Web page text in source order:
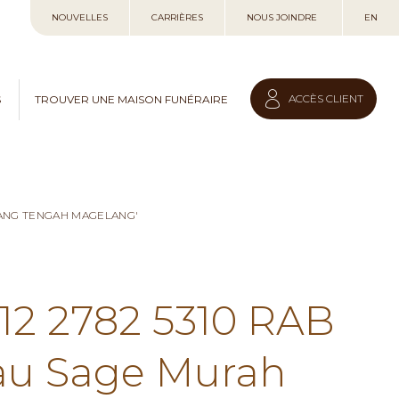
au
NOUVELLES CARRIÈRES NOUS JOINDRE EN
TROUVER UNE MAISON FUNÉRAIRE ACCÈS CLIENT
TENGAH MAGELANG'
2782 5310 RAB
Sage Murah